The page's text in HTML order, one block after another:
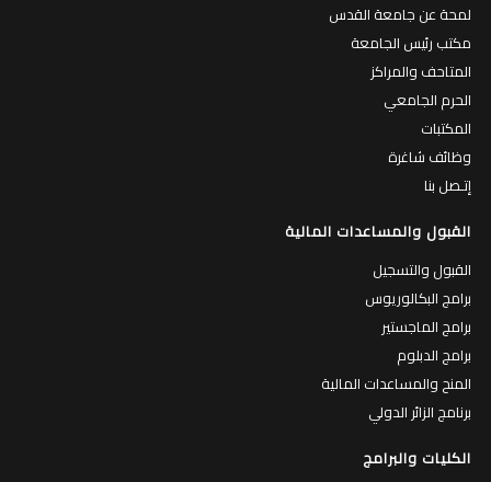
لمحة عن جامعة القدس
مكتب رئيس الجامعة
المتاحف والمراكز
الحرم الجامعي
المكتبات
وظائف شاغرة
إتـصل بنا
القبول والمساعدات المالية
القبول والتسجيل
برامج البكالوريوس
برامج الماجستير
برامج الدبلوم
المنح والمساعدات المالية
برنامج الزائر الدولي
الكليات والبرامج